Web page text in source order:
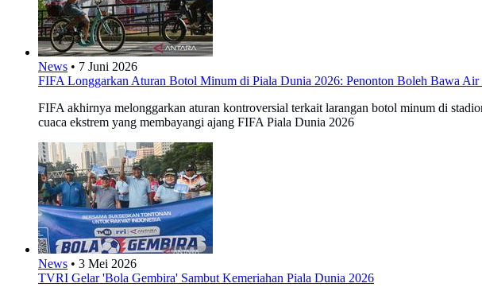
News • 7 Juni 2026
FIFA Longgarkan Aturan Botol Minum di Piala Dunia 2026: Penonton Boleh Bawa Air
FIFA akhirnya melonggarkan aturan kontroversial terkait larangan botol minum di
cuaca ekstrem yang membayangi ajang FIFA Piala Dunia 2026
News • 3 Mei 2026
TVRI Gelar 'Bola Gembira' Sambut Kemeriahan Piala Dunia 2026